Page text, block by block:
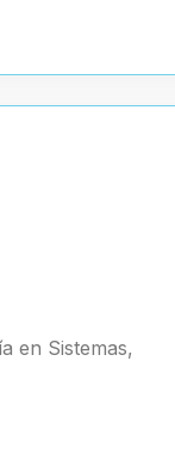
en Sistemas,